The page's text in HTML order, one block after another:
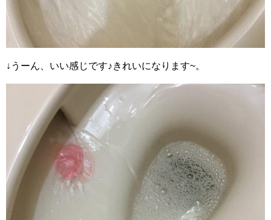
↓うーん、いい感じです♪きれいになります~。